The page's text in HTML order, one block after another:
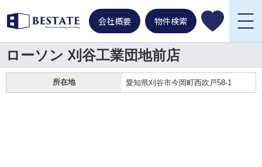
会社概要 物件検索
ローソン 刈谷工業団地前店
所在地 愛知県刈谷市今岡町西吹戸58-1